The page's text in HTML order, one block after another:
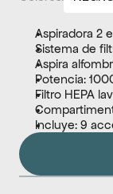
Aspiradora 2
Sistema de
Aspira
Potencia:
Filtro HEPA
Incluye: 9